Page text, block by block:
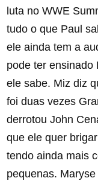
luta no WWE
tudo o que Paul
ele ainda tem a
pode ter ensinado
ele sabe. Miz diz
foi duas vezes
derrotou John
que ele quer
tendo ainda mais
pequenas.